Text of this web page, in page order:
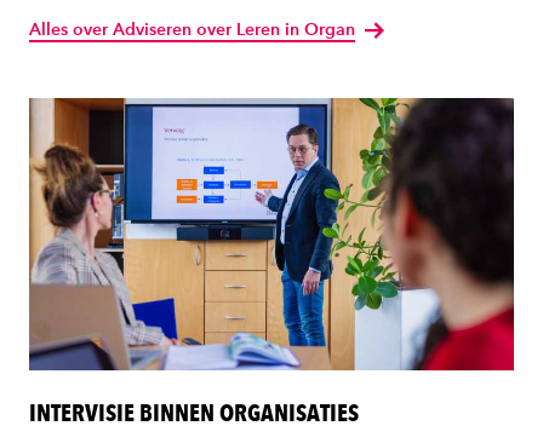
Alles over Adviseren over Leren in Organ
INTERVISIE BINNEN ORGANISATIES